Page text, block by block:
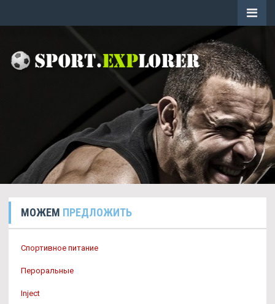
МОЖЕМ ПРЕДЛОЖИТЬ
Спортивное питание
Пероральные
Inject